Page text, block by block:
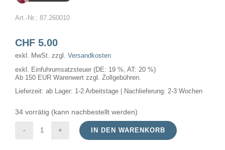
Art.-Nr.: 87.260010
CHF5.00
exkl. MwSt. zzgl. Versandkosten
exkl. Einfuhrumsatzsteuer (DE: 19 %, AT: 20 %)
Ab 150 EUR Warenwert zzgl. Zollgebühren.
Lieferzeit: ab Lager: 1-2 Arbeitstage | Nachlieferung: 2-3 Wochen
34 vorrätig (kann nachbestellt werden)
Röhrenlampe
IN DEN WARENKORB